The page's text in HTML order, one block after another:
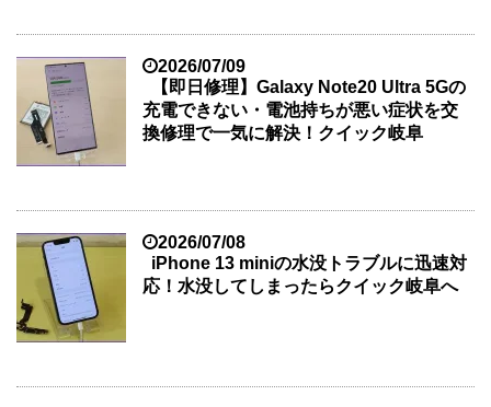
2026/07/09
【即日修理】Galaxy Note20 Ultra 5Gの
充電できない・電池持ちが悪い症状を交
換修理で一気に解決！クイック岐阜
2026/07/08
iPhone 13 miniの水没トラブルに迅速対
応！水没してしまったらクイック岐阜へ